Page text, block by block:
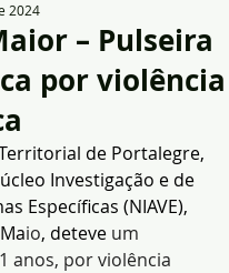
– Pulseira
por violência
2024
de Portalegre,
Investigação e de
Específicas (NIAVE),
io, deteve um
anos, por violência